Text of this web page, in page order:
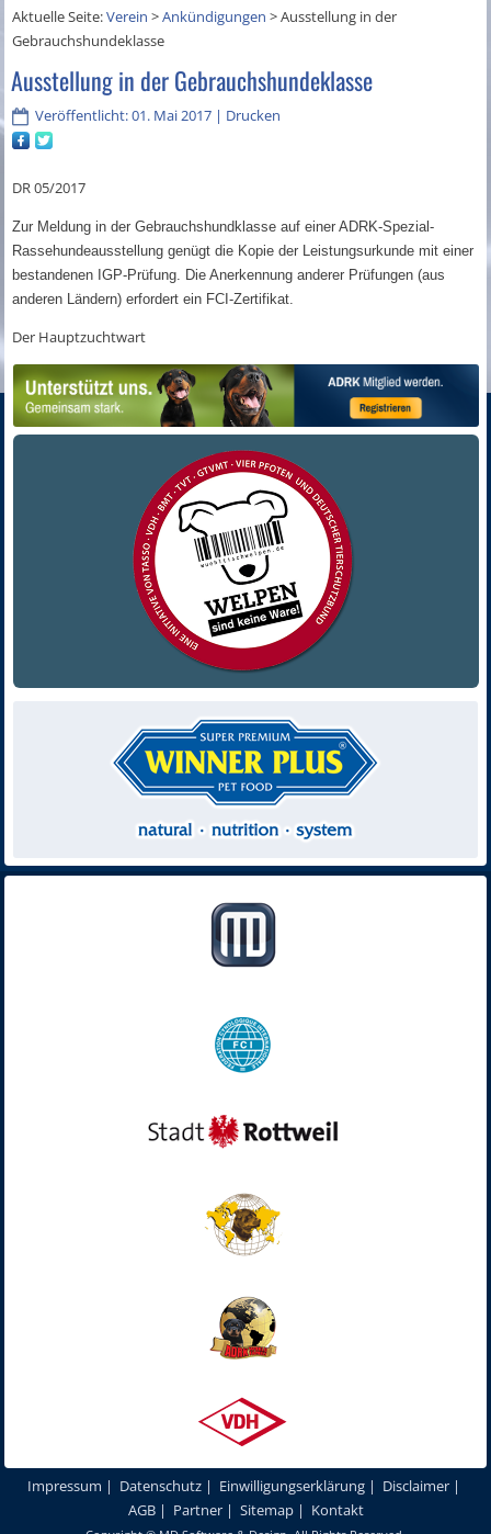
Aktuelle Seite:Verein >Ankündigungen >Ausstellung in der
Gebrauchshundeklasse
Ausstellung in der Gebrauchshundeklasse
Veröffentlicht: 01. Mai 2017 | Drucken
DR 05/2017
Zur Meldung in der Gebrauchshundklasse auf einer ADRK-Spezial-
Rassehundeausstellung genügt die Kopie der Leistungsurkunde mit einer
bestandenen IGP-Prüfung. Die Anerkennung anderer Prüfungen (aus
anderen Ländern) erfordert ein FCI-Zertifikat.
Der Hauptzuchtwart
Impressum | Datenschutz | Einwilligungserklärung | Disclaimer |
AGB| Partner| Sitemap| Kontakt